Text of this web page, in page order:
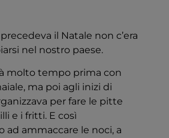
il Natale non c’era
nel nostro paese.
molto tempo prima con
ma poi agli inizi di
per fare le pitte
e i fritti. E così
ad ammaccare le noci, a